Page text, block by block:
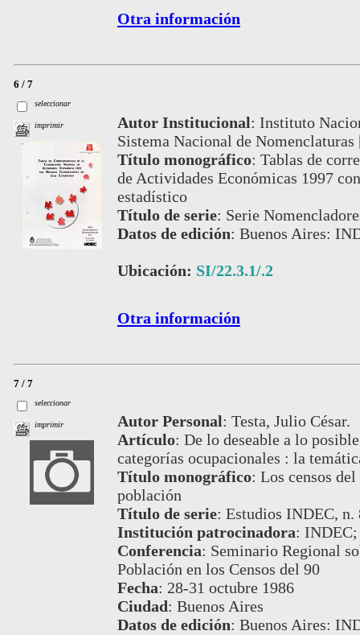
Otra información
6 / 7
seleccionar
imprimir Autor Institucional: Instituto
Sistema Nacional de
Título monográfico: Tablas de
de Actividades Económicas 1997
estadístico
Título de serie: Serie
Datos de edición: Buenos Aires:
Ubicación: SI/22.3.1/.2
Otra información
7 / 7
seleccionar
imprimir Autor Personal: Testa, Julio César.
Artículo: De lo deseable a lo
categorías ocupacionales : la
Título monográfico: Los censos
población
Título de serie: Estudios INDEC, n.
Institución patrocinadora:
Conferencia: Seminario Regional
Población en los Censos del 90
Fecha: 28-31 octubre 1986
Ciudad: Buenos Aires
Datos de edición: Buenos Aires: